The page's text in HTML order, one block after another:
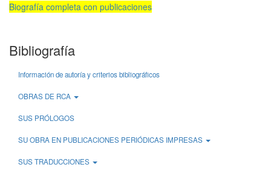
Biografía completa con publicaciones
Bibliografía
Información de autoría y criterios bibliográficos
OBRAS DE RCA
SUS PRÓLOGOS
SU OBRA EN PUBLICACIONES PERIÓDICAS IMPRESAS
SUS TRADUCCIONES